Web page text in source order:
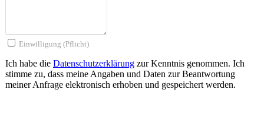
Einwilligung (Pflicht)
Ich habe die Datenschutzerklärung zur Kenntnis genommen. Ich
stimme zu, dass meine Angaben und Daten zur Beantwortung
meiner Anfrage elektronisch erhoben und gespeichert werden.